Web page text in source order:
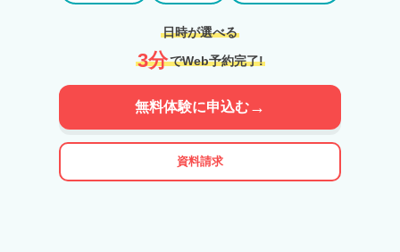
日時が選べる
3分でWeb予約完了!
無料体験に申込む→
資料請求